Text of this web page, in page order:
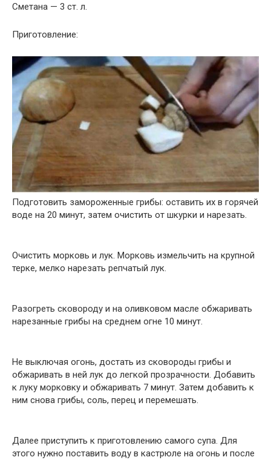
Сметана — 3 ст. л.
Приготовление:
Подготовить замороженные грибы: оставить их в горячей
воде на 20 минут, затем очистить от шкурки и нарезать.
Очистить морковь и лук. Морковь измельчить на крупной
терке, мелко нарезать репчатый лук.
Разогреть сковороду и на оливковом масле обжаривать
нарезанные грибы на среднем огне 10 минут.
Не выключая огонь, достать из сковороды грибы и
обжаривать в ней лук до легкой прозрачности. Добавить
к луку морковку и обжаривать 7 минут. Затем добавить к
ним снова грибы, соль, перец и перемешать.
Далее приступить к приготовлению самого супа. Для
этого нужно поставить воду в кастрюле на огонь и после